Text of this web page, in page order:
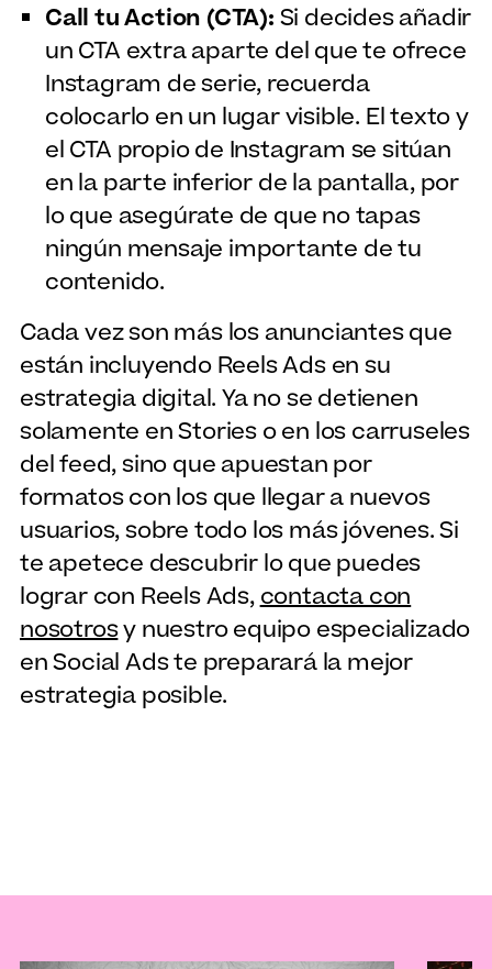
Call tu Action (CTA): Si decides añadir
un CTA extra aparte del que te ofrece
Instagram de serie, recuerda
colocarlo en un lugar visible. El texto y
el CTA propio de Instagram se sitúan
en la parte inferior de la pantalla, por
lo que asegúrate de que no tapas
ningún mensaje importante de tu
contenido.
Cada vez son más los anunciantes que
están incluyendo Reels Ads en su
estrategia digital. Ya no se detienen
solamente en Stories o en los carruseles
del feed, sino que apuestan por
formatos con los que llegar a nuevos
usuarios, sobre todo los más jóvenes. Si
te apetece descubrir lo que puedes
lograr con Reels Ads, contacta con
nosotrosy nuestro equipo especializado
en Social Ads te preparará la mejor
estrategia posible.